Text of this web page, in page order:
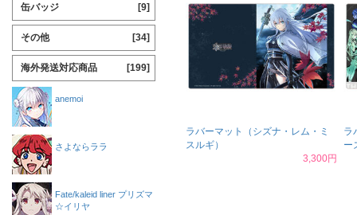
ラバーマット（シズナ・レム・ミ
スルギ）
3,300円
ラ
ー
缶バッジ [9]
その他 [34]
海外発送対応商品 [199]
anemoi
さよならララ
Fate/kaleid liner プリズマ
☆イリヤ